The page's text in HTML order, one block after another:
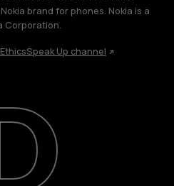
brand for phones. Nokia is a
Corporation.
EthicsSpeak Up channel